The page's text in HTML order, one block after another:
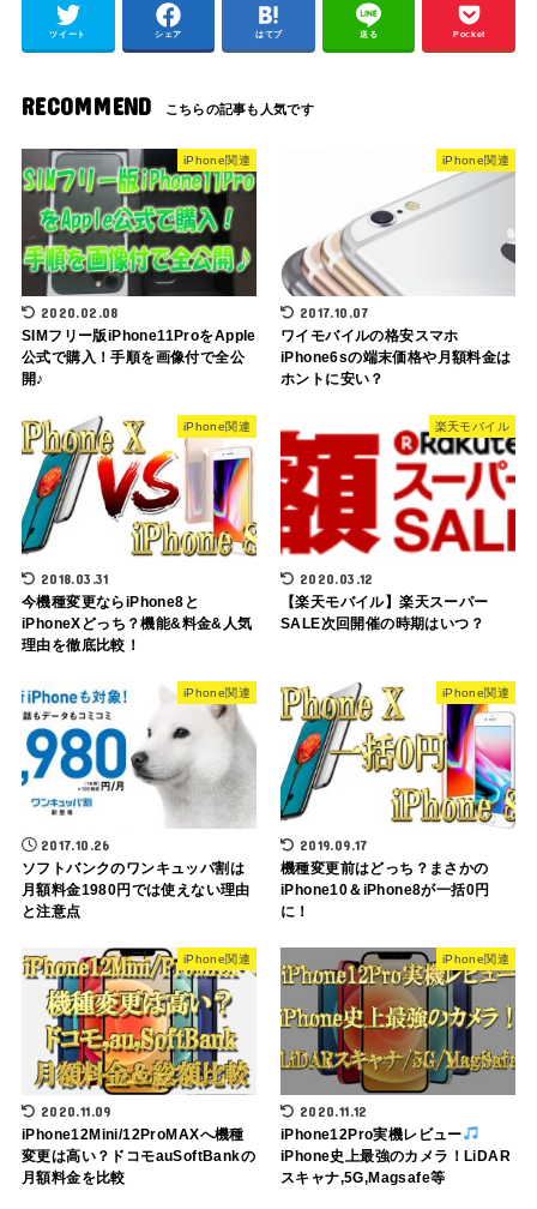
ツイート シェア はてブ 送る Pocket
RECOMMEND
iPhone関連
2020.02.08
SIMフリー版iPhone11ProをApple
公式で購入！手順を画像付で全公
開♪
iPhone関連
2017.10.07
ワイモバイルの格安スマホ
iPhone6sの端末価格や月額料金は
ホントに安い？
iPhone関連
2018.03.31
今機種変更ならiPhone8と
iPhoneXどっち？機能&料金&人気
理由を徹底比較！
楽天モバイル
2020.03.12
【楽天モバイル】楽天スーパー
SALE次回開催の時期はいつ？
iPhone関連
2017.10.26
ソフトバンクのワンキュッパ割は
月額料金1980円では使えない理由
と注意点
iPhone関連
2019.09.17
機種変更前はどっち？まさかの
iPhone10＆iPhone8が一括0円
に！
iPhone関連
2020.11.09
iPhone12Mini/12ProMAXへ機種
変更は高い？ドコモauSoftBankの
月額料金を比較
iPhone関連
2020.11.12
iPhone12Pro実機レビュー
iPhone史上最強のカメラ！LiDAR
スキャナ,5G,Magsafe等